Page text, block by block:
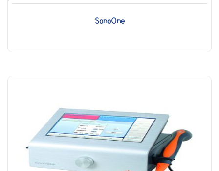
SonoOne